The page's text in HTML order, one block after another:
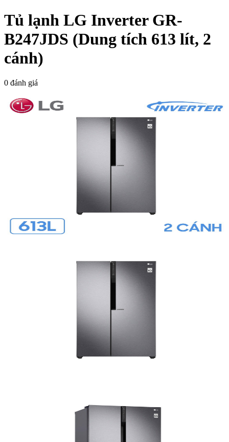
Tủ lạnh LG Inverter GR-
B247JDS (Dung tích 613 lít, 2
cánh)
0 đánh giá